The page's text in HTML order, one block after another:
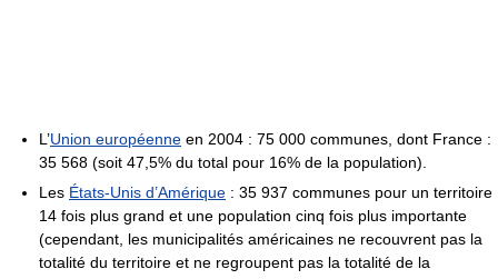
L’Union européenne en 2004 : 75 000 communes, dont France :
35 568 (soit 47,5% du total pour 16% de la population).
Les États-Unis d’Amérique : 35 937 communes pour un territoire
14 fois plus grand et une population cinq fois plus importante
(cependant, les municipalités américaines ne recouvrent pas la
totalité du territoire et ne regroupent pas la totalité de la